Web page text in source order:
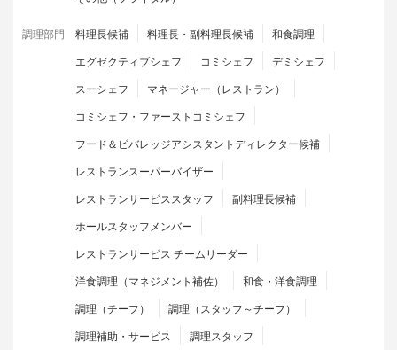
調理部門 料理長候補 料理長・副料理長候補
和食調理
エグゼクティブシェフ
コミシェフ
デミシェフ
スーシェフ
マネージャー（レストラン）
コミシェフ・ファーストコミシェフ
フード＆ビバレッジアシスタントディレクター候補
レストランスーパーバイザー
レストランサービススタッフ
副料理長候補
ホールスタッフメンバー
レストランサービス チームリーダー
洋食調理（マネジメント補佐）
和食・洋食調理
調理（チーフ）
調理（スタッフ～チーフ）
調理補助・サービス
調理スタッフ